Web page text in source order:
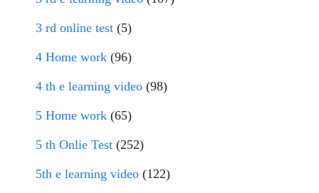
3 rd online test (5)
4 Home work (96)
4 th e learning video (98)
5 Home work (65)
5 th Onlie Test (252)
5th e learning video (122)